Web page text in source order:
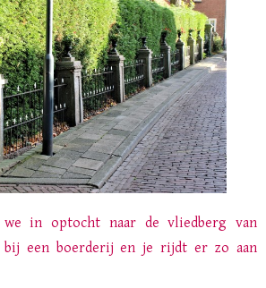
we in optocht naar de vliedberg van
een boerderij en je rijdt er zo aan